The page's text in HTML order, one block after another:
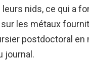
nids, ce qui a
les métaux
postdoctoral
journal.